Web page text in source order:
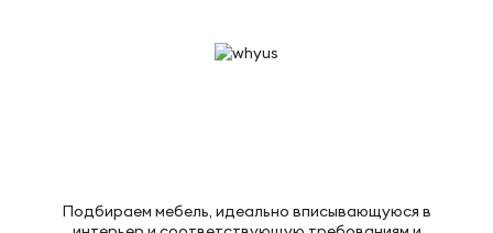
Подбираем мебель, идеально вписывающуюся в